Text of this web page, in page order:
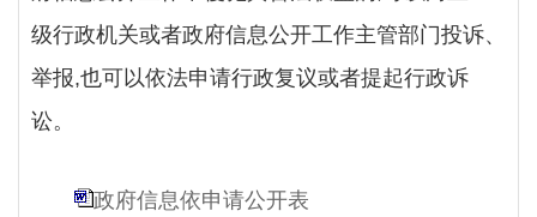
级行政机关或者政府信息公开工作主管部门投诉、
举报,也可以依法申请行政复议或者提起行政诉
讼。
政府信息依申请公开表